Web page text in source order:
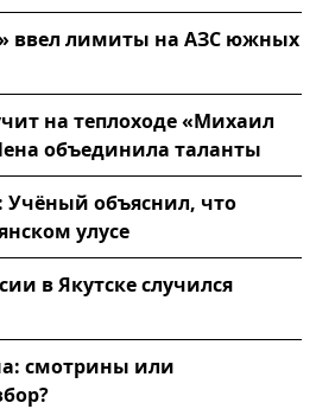
ввел лимиты на АЗС южных
на теплоходе «Михаил
объединила таланты
Учёный объяснил, что
улусе
в Якутске случился
смотрины или